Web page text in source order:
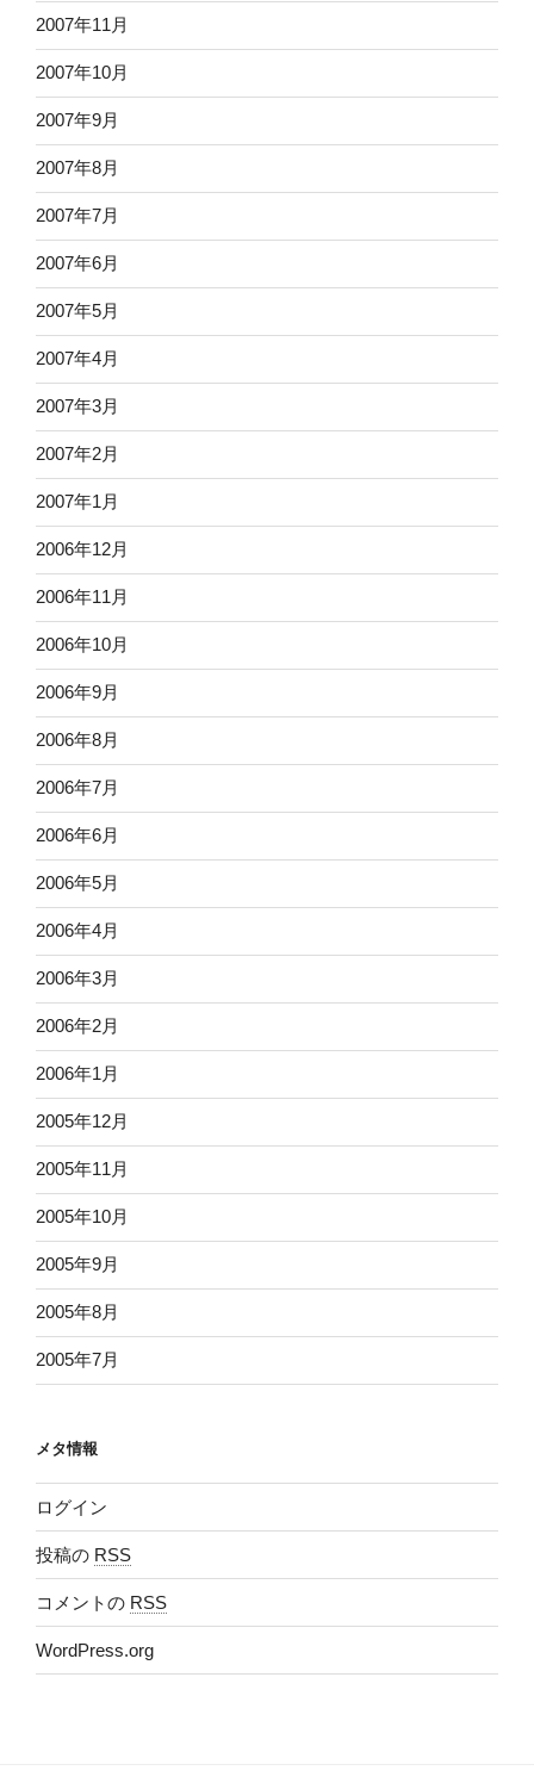
2007年11月
2007年10月
2007年9月
2007年8月
2007年7月
2007年6月
2007年5月
2007年4月
2007年3月
2007年2月
2007年1月
2006年12月
2006年11月
2006年10月
2006年9月
2006年8月
2006年7月
2006年6月
2006年5月
2006年4月
2006年3月
2006年2月
2006年1月
2005年12月
2005年11月
2005年10月
2005年9月
2005年8月
2005年7月
メタ情報
ログイン
投稿の RSS
コメントの RSS
WordPress.org